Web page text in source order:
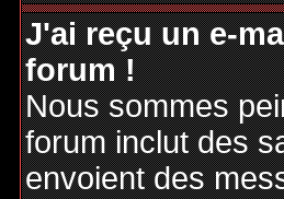
J'ai reçu un e-
forum !
Nous sommes
forum inclut des
envoient des